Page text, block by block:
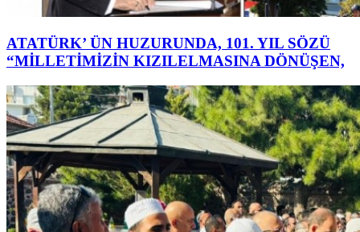
ATATÜRK’ ÜN HUZURUNDA, 101. YIL SÖZÜ
“MİLLETİMİZİN KIZILELMASINA DÖNÜŞEN,